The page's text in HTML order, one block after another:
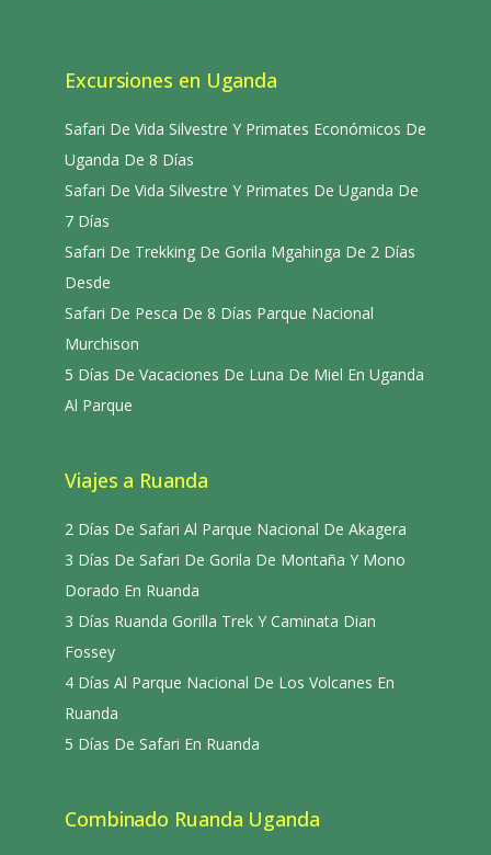
Excursiones en Uganda
Safari De Vida Silvestre Y Primates Económicos De
Uganda De 8 Días
Safari De Vida Silvestre Y Primates De Uganda De
7 Días
Safari De Trekking De Gorila Mgahinga De 2 Días
Desde
Safari De Pesca De 8 Días Parque Nacional
Murchison
5 Días De Vacaciones De Luna De Miel En Uganda
Al Parque
Viajes a Ruanda
2 Días De Safari Al Parque Nacional De Akagera
3 Días De Safari De Gorila De Montaña Y Mono
Dorado En Ruanda
3 Días Ruanda Gorilla Trek Y Caminata Dian
Fossey
4 Días Al Parque Nacional De Los Volcanes En
Ruanda
5 Días De Safari En Ruanda
Combinado Ruanda Uganda